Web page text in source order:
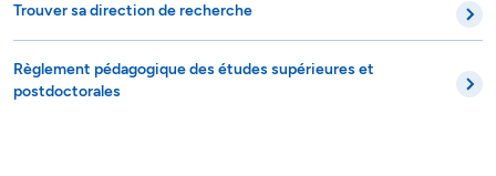
Trouver sa direction de recherche
Règlement pédagogique des études supérieures et
postdoctorales